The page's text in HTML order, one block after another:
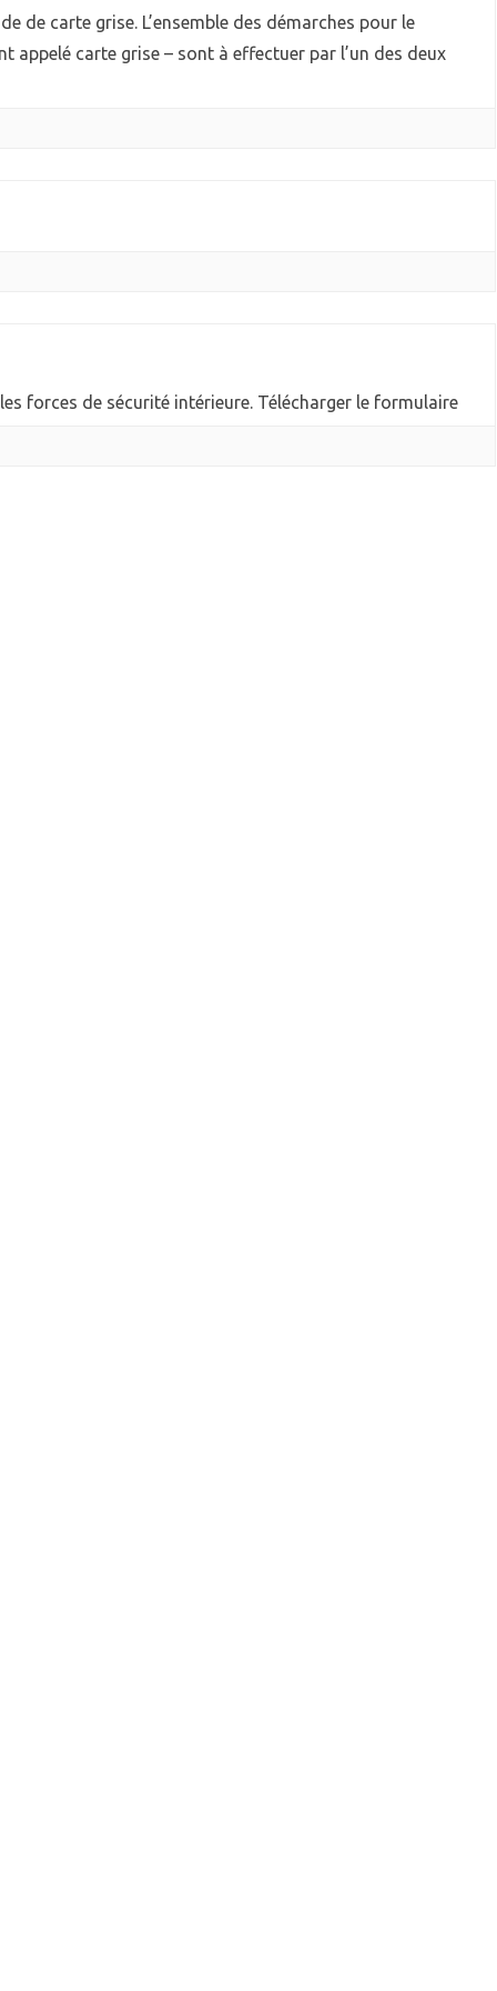
de carte grise. L’ensemble des démarches pour le
carte grise – sont à effectuer par l’un des deux
forces de sécurité intérieure. Télécharger le formulaire